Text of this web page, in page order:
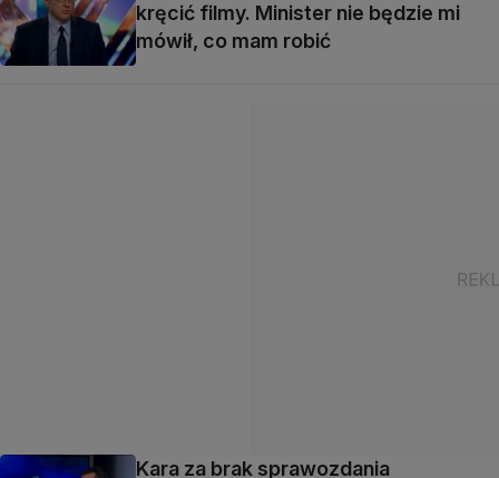
kręcić filmy. Minister nie będzie mi
mówił, co mam robić
Kara za brak sprawozdania